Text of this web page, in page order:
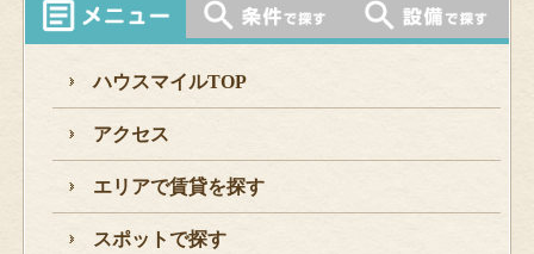
ハウスマイルTOP
アクセス
エリアで賃貸を探す
スポットで探す